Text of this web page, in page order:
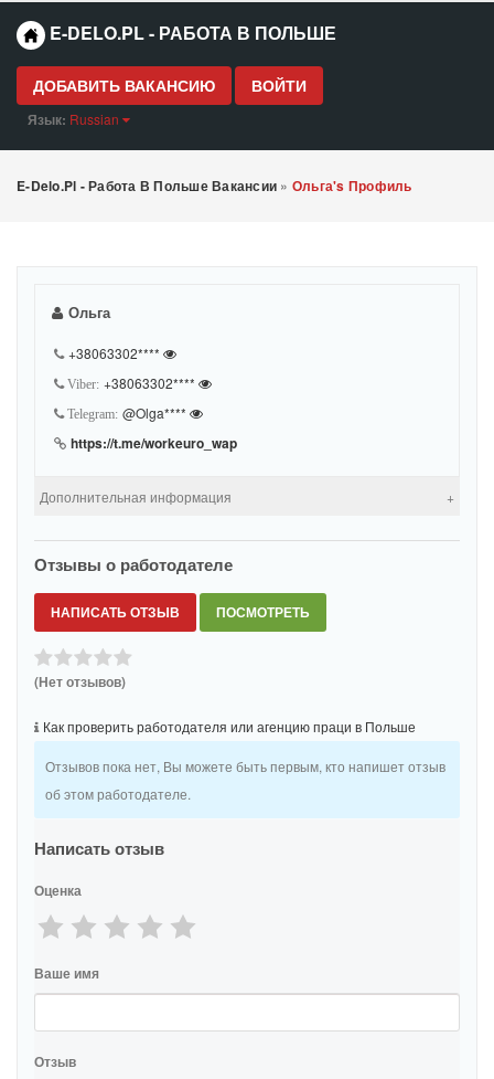
E-DELO.PL - РАБОТА В ПОЛЬШЕ
ДОБАВИТЬ ВАКАНСИЮ ВОЙТИ
Язык: Russian
E-Delo.pl - Работа В Польше Вакансии » Ольга's Профиль
Ольга
+38063302****
Viber: +38063302****
Telegram: @Olga****
https://t.me/workeuro_wap
Дополнительная информация
Объявления: 4
Бесплатные вакансии от работодателей для граждан Украины,
Беларуси, Грузии, Молдовы.
Отзывы о работодателе
НАПИСАТЬ ОТЗЫВ ПОСМОТРЕТЬ
(Нет отзывов)
Как проверить работодателя или агенцию праци в Польше
Отзывов пока нет, Вы можете быть первым, кто напишет отзыв
об этом работодателе.
Написать отзыв
Оценка
Ваше имя
Отзыв